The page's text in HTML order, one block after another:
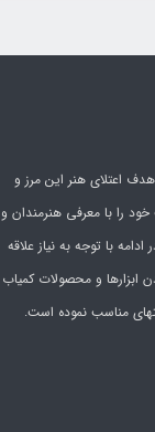
اعتلای هنر این مرز و
1394 فعالیت خود را با معرفی هنرمندان و
با توجه به نیاز علاقه
ابزارها و محصولات کمیاب
مناسب نموده است.